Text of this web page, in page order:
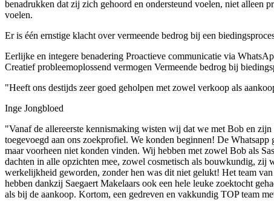
benadrukken dat zij zich gehoord en ondersteund voelen, niet alleen
voelen.
Er is één ernstige klacht over vermeende bedrog bij een
Eerlijke en integere benadering Proactieve communicatie via
Creatief probleemoplossend vermogen Vermeende bedrog bij
"Heeft ons destijds zeer goed geholpen met zowel verkoop als
Inge Jongbloed
"Vanaf de allereerste kennismaking wisten wij dat we met Bob en
toegevoegd aan ons zoekprofiel. We konden beginnen! De
maar voorheen niet konden vinden. Wij hebben met zowel Bob als
dachten in alle opzichten mee, zowel cosmetisch als bouwkundig,
werkelijkheid geworden, zonder hen was dit niet gelukt! Het team
hebben dankzij Saegaert Makelaars ook een hele leuke zoektocht
als bij de aankoop. Kortom, een gedreven en vakkundig TOP team